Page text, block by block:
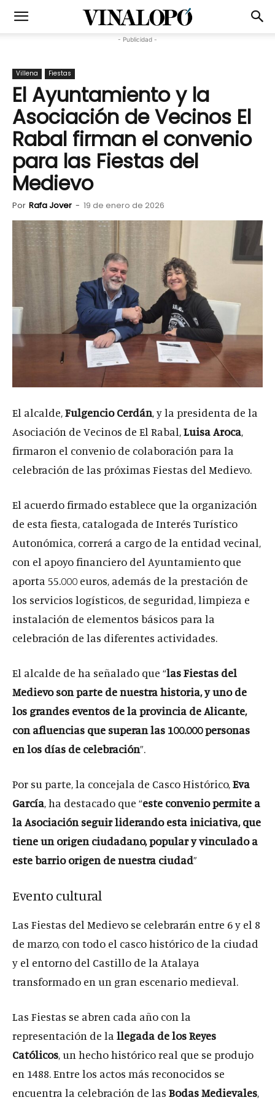
- Publicidad -
Villena Fiestas
El Ayuntamiento y la
Asociación de Vecinos El
Rabal firman el convenio
para las Fiestas del
Medievo
Por Rafa Jover - 19 de enero de 2026
El alcalde,Fulgencio Cerdán, y la presidenta de la
Asociación de Vecinos de El Rabal,Luisa Aroca,
firmaron el convenio de colaboración para la
celebración de las próximas Fiestas del Medievo.
El acuerdo firmado establece que la organización
de esta fiesta, catalogada de Interés Turístico
Autonómica, correrá a cargo de la entidad vecinal,
con el apoyo financiero del Ayuntamiento que
aporta 55.000 euros, además de la prestación de
los servicios logísticos, de seguridad, limpieza e
instalación de elementos básicos para la
celebración de las diferentes actividades.
El alcalde de ha señalado que “las Fiestas del
Medievo son parte de nuestra historia, y uno de
los grandes eventos de la provincia de Alicante,
con afluencias que superan las 100.000 personas
en los días de celebración”.
Por su parte, la concejala de Casco Histórico,Eva
García, ha destacado que “este convenio permite a
la Asociación seguir liderando esta iniciativa, que
tiene un origen ciudadano, popular y vinculado a
este barrio origen de nuestra ciudad”
Evento cultural
Las Fiestas del Medievo se celebrarán entre 6 y el 8
de marzo, con todo el casco histórico de la ciudad
y el entorno del Castillo de la Atalaya
transformado en un gran escenario medieval.
Las Fiestas se abren cada año con la
representación de la llegada de los Reyes
Católicos, un hecho histórico real que se produjo
en 1488. Entre los actos más reconocidos se
encuentra la celebración de las Bodas Medievales,